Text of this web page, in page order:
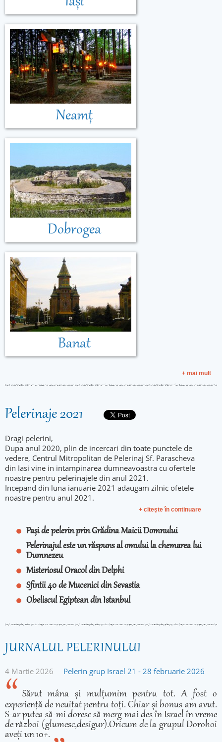
Neamț
Dobrogea
Banat
+ mai mult
Pelerinaje 2021
Dragi pelerini,
Dupa anul 2020, plin de incercari din toate punctele de
vedere, Centrul Mitropolitan de Pelerinaj Sf. Parascheva
din Iasi vine in intampinarea dumneavoastra cu ofertele
noastre pentru pelerinajele din anul 2021.
Incepand din luna ianuarie 2021 adaugam zilnic ofetele
noastre pentru anul 2021.
+ citeşte în continuare
Pași de pelerin prin Grădina Maicii Domnului
Pelerinajul este un răspuns al omului la chemarea lui
Dumnezeu
Misteriosul Oracol din Delphi
Sfintii 40 de Mucenici din Sevastia
Obeliscul Egiptean din Istanbul
JURNALUL PELERINULUI
4 Martie 2026 Pelerin grup Israel 21 - 28 februarie 2026
Sărut mâna și mulțumim pentru tot. A fost o
experiență de neuitat pentru toți. Chiar și bonus am avut.
S-ar putea să-mi doresc să merg mai des în Israel în vreme
de război (glumesc,desigur).Oricum de la grupul Dorohoi
aveți un 10+.